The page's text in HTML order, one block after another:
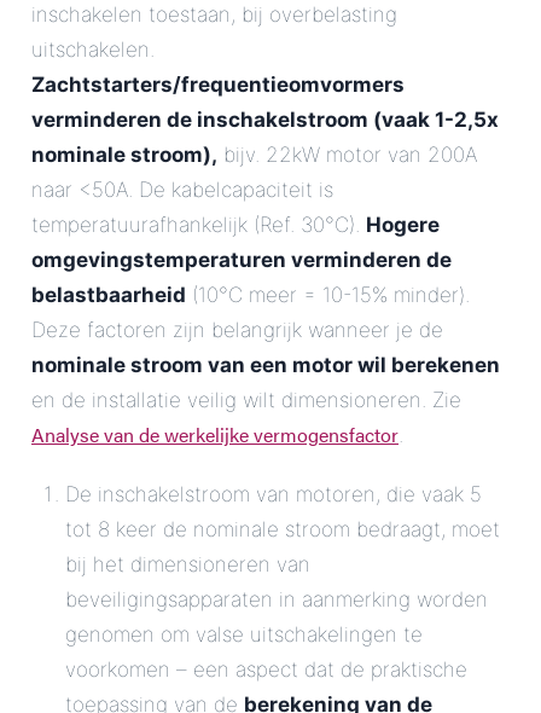
inschakelen toestaan, bij overbelasting
uitschakelen.
Zachtstarters/frequentieomvormers
verminderen de inschakelstroom (vaak 1-2,5x
nominale stroom), bijv. 22kW motor van 200A
naar <50A. De kabelcapaciteit is
temperatuurafhankelijk (Ref. 30°C). Hogere
omgevingstemperaturen verminderen de
belastbaarheid (10°C meer = 10-15% minder).
Deze factoren zijn belangrijk wanneer je de
nominale stroom van een motor wil berekenen
en de installatie veilig wilt dimensioneren. Zie
Analyse van de werkelijke vermogensfactor.
De inschakelstroom van motoren, die vaak 5
tot 8 keer de nominale stroom bedraagt, moet
bij het dimensioneren van
beveiligingsapparaten in aanmerking worden
genomen om valse uitschakelingen te
voorkomen – een aspect dat de praktische
toepassing van de berekening van de